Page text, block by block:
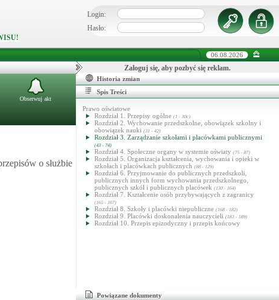
Login:
Hasło:
06.08.2026
Obserwuj akt
o służbie
Zaloguj się, aby pozbyć się reklam.
Historia zmian
Spis Treści
Prawo oświatowe
Rozdział 1. Przepisy ogólne (1 - 30c)
Rozdział 2. Wychowanie przedszkolne, obowiązek szkolny i
obowiązek nauki (31 - 42)
Rozdział 3. Zarządzanie szkołami i placówkami publicznymi
(43 - 74)
Rozdział 4. Społeczne organy w systemie oświaty (75 - 87)
Rozdział 5. Organizacja kształcenia, wychowania i opieki w
szkołach i placówkach publicznych (88 - 129)
Rozdział 6. Przyjmowanie do publicznych przedszkoli,
publicznych innych form wychowania przedszkolnego,
publicznych szkół i publicznych placówek (130 - 164)
Rozdział 7. Kształcenie osób przybywających z zagranicy
(165 - 167)
Rozdział 8. Szkoły i placówki niepubliczne (168 - 182)
Rozdział 9. Placówki doskonalenia nauczycieli (183 - 189)
Rozdział 10. Przepis epizodyczny i przepis końcowy
Powiązane dokumenty